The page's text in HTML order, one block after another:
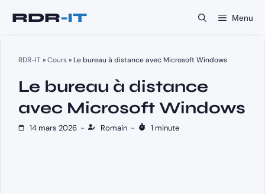
Menu
RDR-IT»Cours» Le bureau à distance avec Microsoft Windows
Le bureau à distance
avec Microsoft Windows
14 mars 2026 - Romain - 1 minute